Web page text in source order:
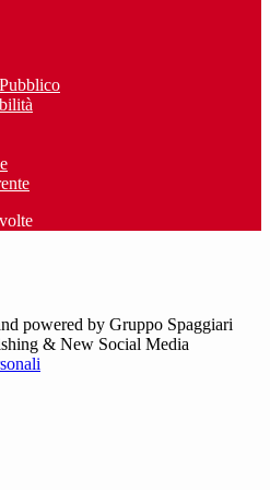
volte
powered by Gruppo Spaggiari
& New Social Media